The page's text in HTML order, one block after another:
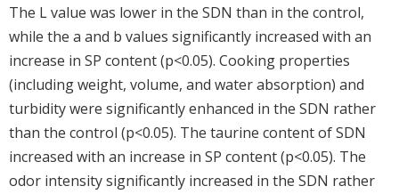
The L value was lower in the SDN than in the control,
while the a and b values significantly increased with an
increase in SP content (p<0.05). Cooking properties
(including weight, volume, and water absorption) and
turbidity were significantly enhanced in the SDN rather
than the control (p<0.05). The taurine content of SDN
increased with an increase in SP content (p<0.05). The
odor intensity significantly increased in the SDN rather